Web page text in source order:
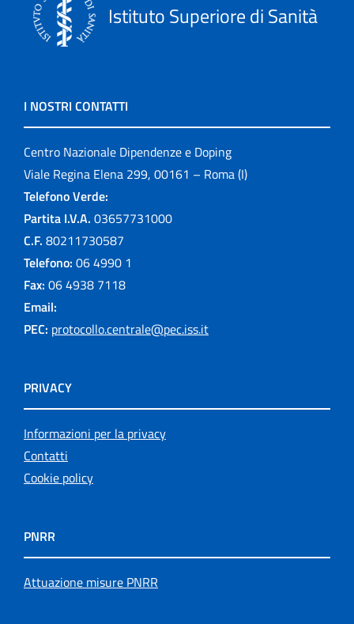
Istituto Superiore di Sanità
I NOSTRI CONTATTI
Centro Nazionale Dipendenze e Doping
Viale Regina Elena 299, 00161 – Roma (I)
Telefono Verde:
Partita I.V.A. 03657731000
C.F. 80211730587
Telefono: 06 4990 1
Fax: 06 4938 7118
Email:
PEC: protocollo.centrale@pec.iss.it
PRIVACY
Informazioni per la privacy
Contatti
Cookie policy
PNRR
Attuazione misure PNRR